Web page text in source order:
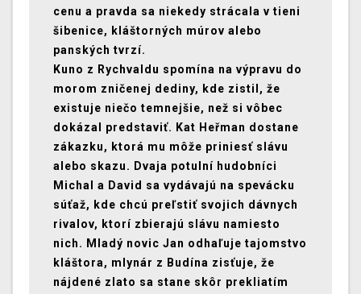
cenu a pravda sa niekedy strácala v tieni
šibenice, kláštorných múrov alebo
panských tvrzí.
Kuno z Rychvaldu spomína na výpravu do
morom zničenej dediny, kde zistil, že
existuje niečo temnejšie, než si vôbec
dokázal predstaviť. Kat Heřman dostane
zákazku, ktorá mu môže priniesť slávu
alebo skazu. Dvaja potulní hudobníci
Michal a David sa vydávajú na spevácku
súťaž, kde chcú preľstiť svojich dávnych
rivalov, ktorí zbierajú slávu namiesto
nich. Mladý novic Jan odhaľuje tajomstvo
kláštora, mlynár z Budína zisťuje, že
nájdené zlato sa stane skôr prekliatím